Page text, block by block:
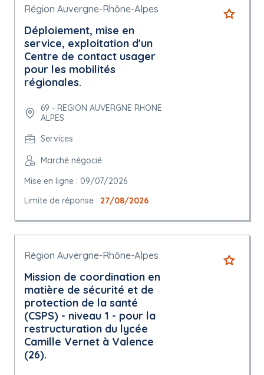
Région Auvergne-Rhône-Alpes
Déploiement, mise en
service, exploitation d'un
Centre de contact usager
pour les mobilités
régionales.
69 - REGION AUVERGNE RHONE
ALPES
Services
Marché négocié
Mise en ligne : 09/07/2026
Limite de réponse : 27/08/2026
Région Auvergne-Rhône-Alpes
Mission de coordination en
matière de sécurité et de
protection de la santé
(CSPS) - niveau 1 - pour la
restructuration du lycée
Camille Vernet à Valence
(26).